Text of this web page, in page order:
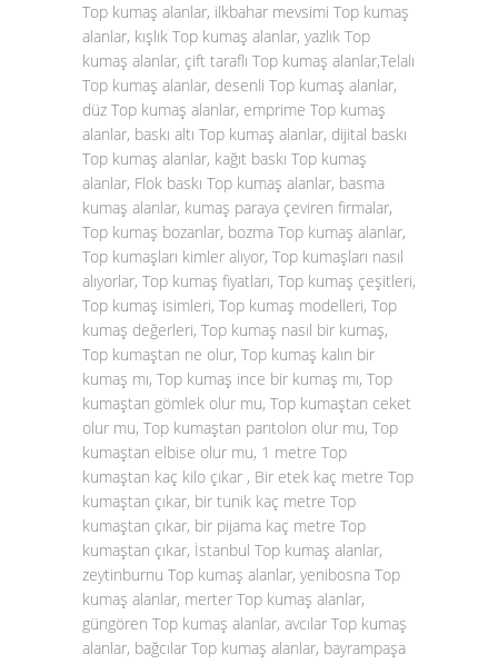
Top kumaş alanlar, ilkbahar mevsimi Top kumaş
alanlar, kışlık Top kumaş alanlar, yazlık Top
kumaş alanlar, çift taraflı Top kumaş alanlar,Telalı
Top kumaş alanlar, desenli Top kumaş alanlar,
düz Top kumaş alanlar, emprime Top kumaş
alanlar, baskı altı Top kumaş alanlar, dijital baskı
Top kumaş alanlar, kağıt baskı Top kumaş
alanlar, Flok baskı Top kumaş alanlar, basma
kumaş alanlar, kumaş paraya çeviren firmalar,
Top kumaş bozanlar, bozma Top kumaş alanlar,
Top kumaşları kimler alıyor, Top kumaşları nasıl
alıyorlar, Top kumaş fiyatları, Top kumaş çeşitleri,
Top kumaş isimleri, Top kumaş modelleri, Top
kumaş değerleri, Top kumaş nasıl bir kumaş,
Top kumaştan ne olur, Top kumaş kalın bir
kumaş mı, Top kumaş ince bir kumaş mı, Top
kumaştan gömlek olur mu, Top kumaştan ceket
olur mu, Top kumaştan pantolon olur mu, Top
kumaştan elbise olur mu, 1 metre Top
kumaştan kaç kilo çıkar , Bir etek kaç metre Top
kumaştan çıkar, bir tunik kaç metre Top
kumaştan çıkar, bir pijama kaç metre Top
kumaştan çıkar, İstanbul Top kumaş alanlar,
zeytinburnu Top kumaş alanlar, yenibosna Top
kumaş alanlar, merter Top kumaş alanlar,
güngören Top kumaş alanlar, avcılar Top kumaş
alanlar, bağcılar Top kumaş alanlar, bayrampaşa